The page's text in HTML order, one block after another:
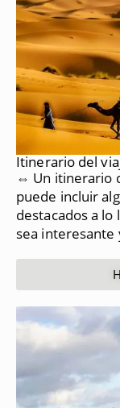
Itinerario del
⇔ Un itinerario
puede incluir
destacados a lo
sea interesante